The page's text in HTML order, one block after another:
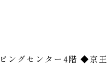
ングセンター4階 ◆京王線 府中駅 徒歩1分